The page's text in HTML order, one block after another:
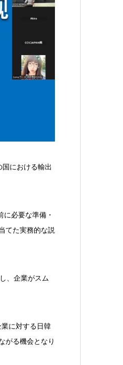
における輸出
必要な準備・
てた実務的な説
、企業がスム
に対する日韓
がる機会となり